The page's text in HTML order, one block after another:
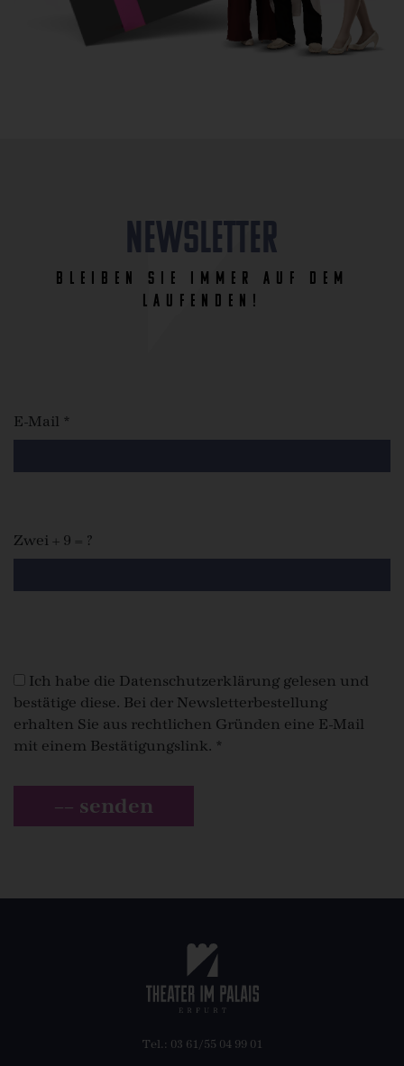
Newsletter
bleiben Sie immer auf dem
Laufenden!
E-Mail *
Zwei + 9 = ?
Ich habe die Datenschutzerklärung gelesen und
bestätige diese. Bei der Newsletterbestellung
erhalten Sie aus rechtlichen Gründen eine E-Mail
mit einem Bestätigungslink. *
–– senden
Tel.: 03 61/55 04 99 01